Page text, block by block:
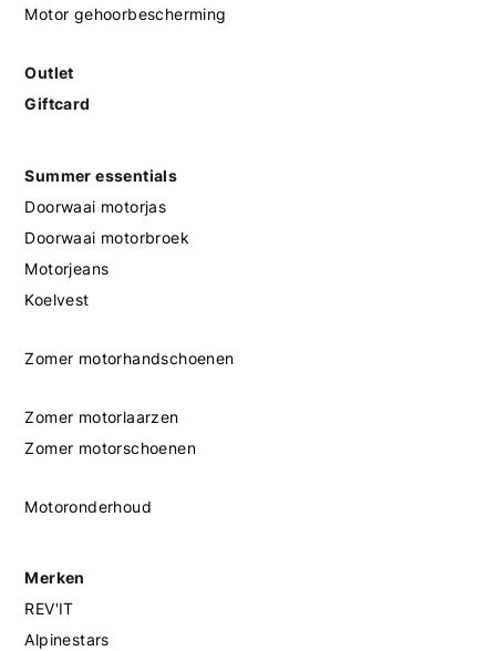
Motor gehoorbescherming
Outlet
Giftcard
Summer essentials
Doorwaai motorjas
Doorwaai motorbroek
Motorjeans
Koelvest
Zomer motorhandschoenen
Zomer motorlaarzen
Zomer motorschoenen
Motoronderhoud
Merken
REV'IT
Alpinestars